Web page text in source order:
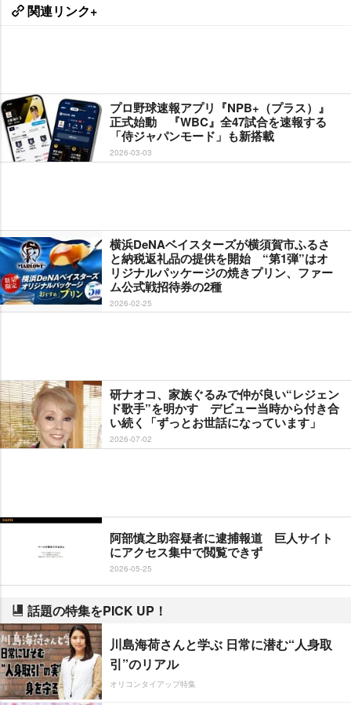
関連リンク+
プロ野球速報アプリ『NPB+（プラス）』
正式始動 『WBC』全47試合を速報する
「侍ジャパンモード」も新搭載
2026-03-03
横浜DeNAベイスターズが横須賀市ふるさ
と納税返礼品の提供を開始 “第1弾”はオ
リジナルパッケージの焼きプリン、ファー
ム公式戦招待券の2種
2026-02-25
研ナオコ、家族ぐるみで仲が良い“レジェン
ド歌手”を明かす デビュー当時から付き合
い続く「ずっとお世話になっています」
2026-07-02
阿部慎之助容疑者に逮捕報道 巨人サイト
にアクセス集中で閲覧できず
2026-05-25
話題の特集をPICK UP！
川島海荷さんと学ぶ 日常に潜む“人身取
引”のリアル
オリコンタイアップ特集